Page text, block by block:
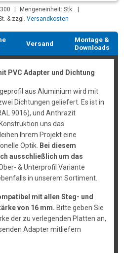
| Mengeneinheit: Stk.
|
& zzgl. Versandkosten
Versand
Montage &
Downloads
PVC Adapter und Dichtung
aus Aluminium wird mit
Dichtungen geliefert. Es ist in
9016), und Anthrazit
uns das
Ihrem Projekt eine
Optik. Bei diesem
ausschließlich um das
& Unterprofil Variante
in unserem Sortiment.
mit allen Steg- und
von 16 mm. Bitte geben Sie
der zu verlegenden Platten an,
Adapter mitliefern